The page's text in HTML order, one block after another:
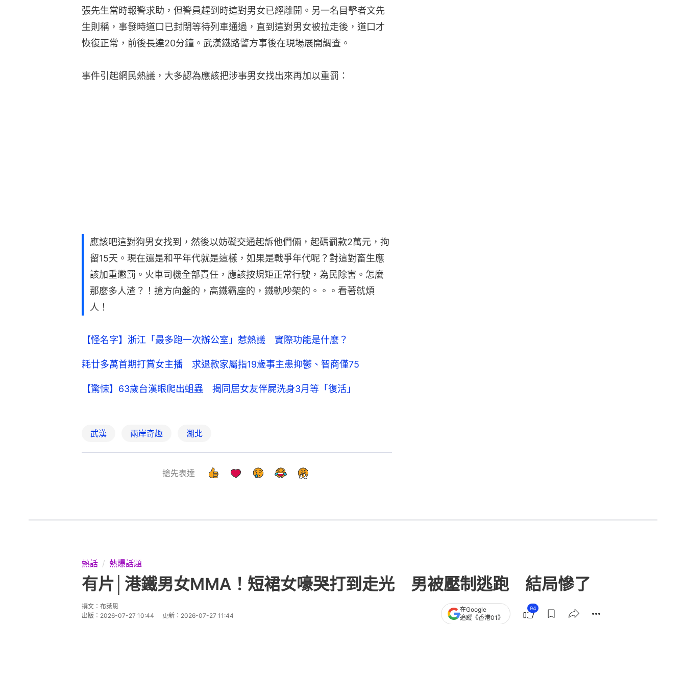
張先生當時報警求助，但警員趕到時這對男女已經離開。另一名目擊者文先
生則稱，事發時道口已封閉等待列車通過，直到這對男女被拉走後，道口才
恢復正常，前後長達20分鐘。武漢鐵路警方事後在現場展開調查。
事件引起網民熱議，大多認為應該把涉事男女找出來再加以重罰：
應該吧這對狗男女找到，然後以妨礙交通起訴他們倆，起碼罰款2萬元，拘
留15天。現在還是和平年代就是這樣，如果是戰爭年代呢？對這對畜生應
該加重懲罰。火車司機全部責任，應該按規矩正常行駛，為民除害。怎麼
那麼多人渣？！搶方向盤的，高鐵霸座的，鐵軌吵架的。。。看著就煩
人！
【怪名字】浙江「最多跑一次辦公室」惹熱議 實際功能是什麼？
耗廿多萬首期打賞女主播 求退款家屬指19歲事主患抑鬱、智商僅75
【驚悚】63歲台漢眼爬出蛆蟲 揭同居女友伴屍洗身3月等「復活」
武漢 兩岸奇趣 湖北
搶先表達
熱話 熱爆話題
有片│港鐵男女MMA！短裙女嚎哭打到走光 男被壓制逃跑 結局慘了
撰文： 布萊恩
出版： 2026-07-27 10:44 更新： 2026-07-27 11:44
在Google
追蹤《香港01》
94